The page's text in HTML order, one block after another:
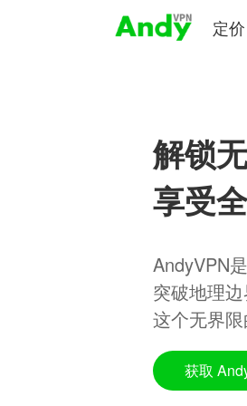
定价
解锁
享受
AndyVPN
突破地理
这个无界限
获取